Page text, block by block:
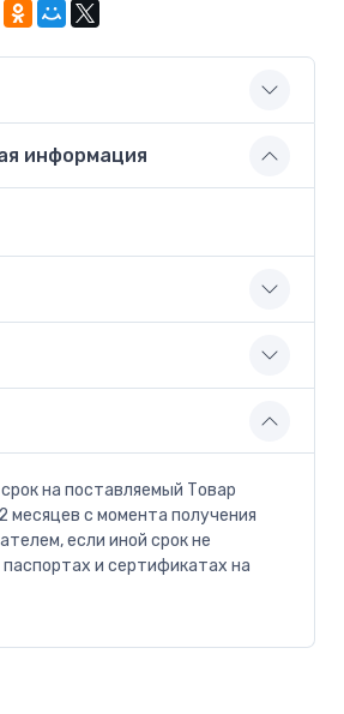
информация
на поставляемый Товар
месяцев с момента получения
если иной срок не
и сертификатах на